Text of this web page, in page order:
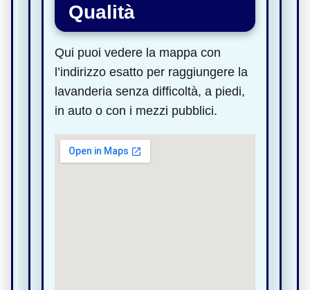
Qualità
Qui puoi vedere la mappa con
l’indirizzo esatto per raggiungere la
lavanderia senza difficoltà, a piedi,
in auto o con i mezzi pubblici.